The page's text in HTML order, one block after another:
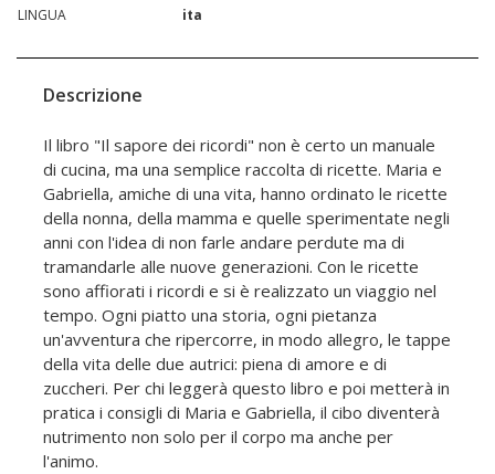
LINGUA
ita
Descrizione
Il libro "Il sapore dei ricordi" non è certo un manuale
di cucina, ma una semplice raccolta di ricette. Maria e
Gabriella, amiche di una vita, hanno ordinato le ricette
della nonna, della mamma e quelle sperimentate negli
anni con l'idea di non farle andare perdute ma di
tramandarle alle nuove generazioni. Con le ricette
sono affiorati i ricordi e si è realizzato un viaggio nel
tempo. Ogni piatto una storia, ogni pietanza
un'avventura che ripercorre, in modo allegro, le tappe
della vita delle due autrici: piena di amore e di
zuccheri. Per chi leggerà questo libro e poi metterà in
pratica i consigli di Maria e Gabriella, il cibo diventerà
nutrimento non solo per il corpo ma anche per
l'animo.